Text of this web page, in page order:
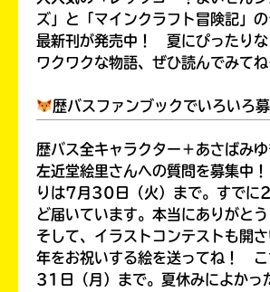
Loading ...
ズ」と「マインクラフト冒険記」
最新刊が発売中！ 夏にぴったりな
ワクワクな物語、ぜひ読んでみてね
歴バスファンブックでいろいろ募
歴バス全キャラクター＋あさばみゆ
左近堂絵里さんへの質問を募集中
りは7月30日（火）まで。すで
ど届いています。本当にありがとう
そして、イラストコンテストも開
年をお祝いする絵を送ってね！ こ
31日（月）まで。夏休みによかっ